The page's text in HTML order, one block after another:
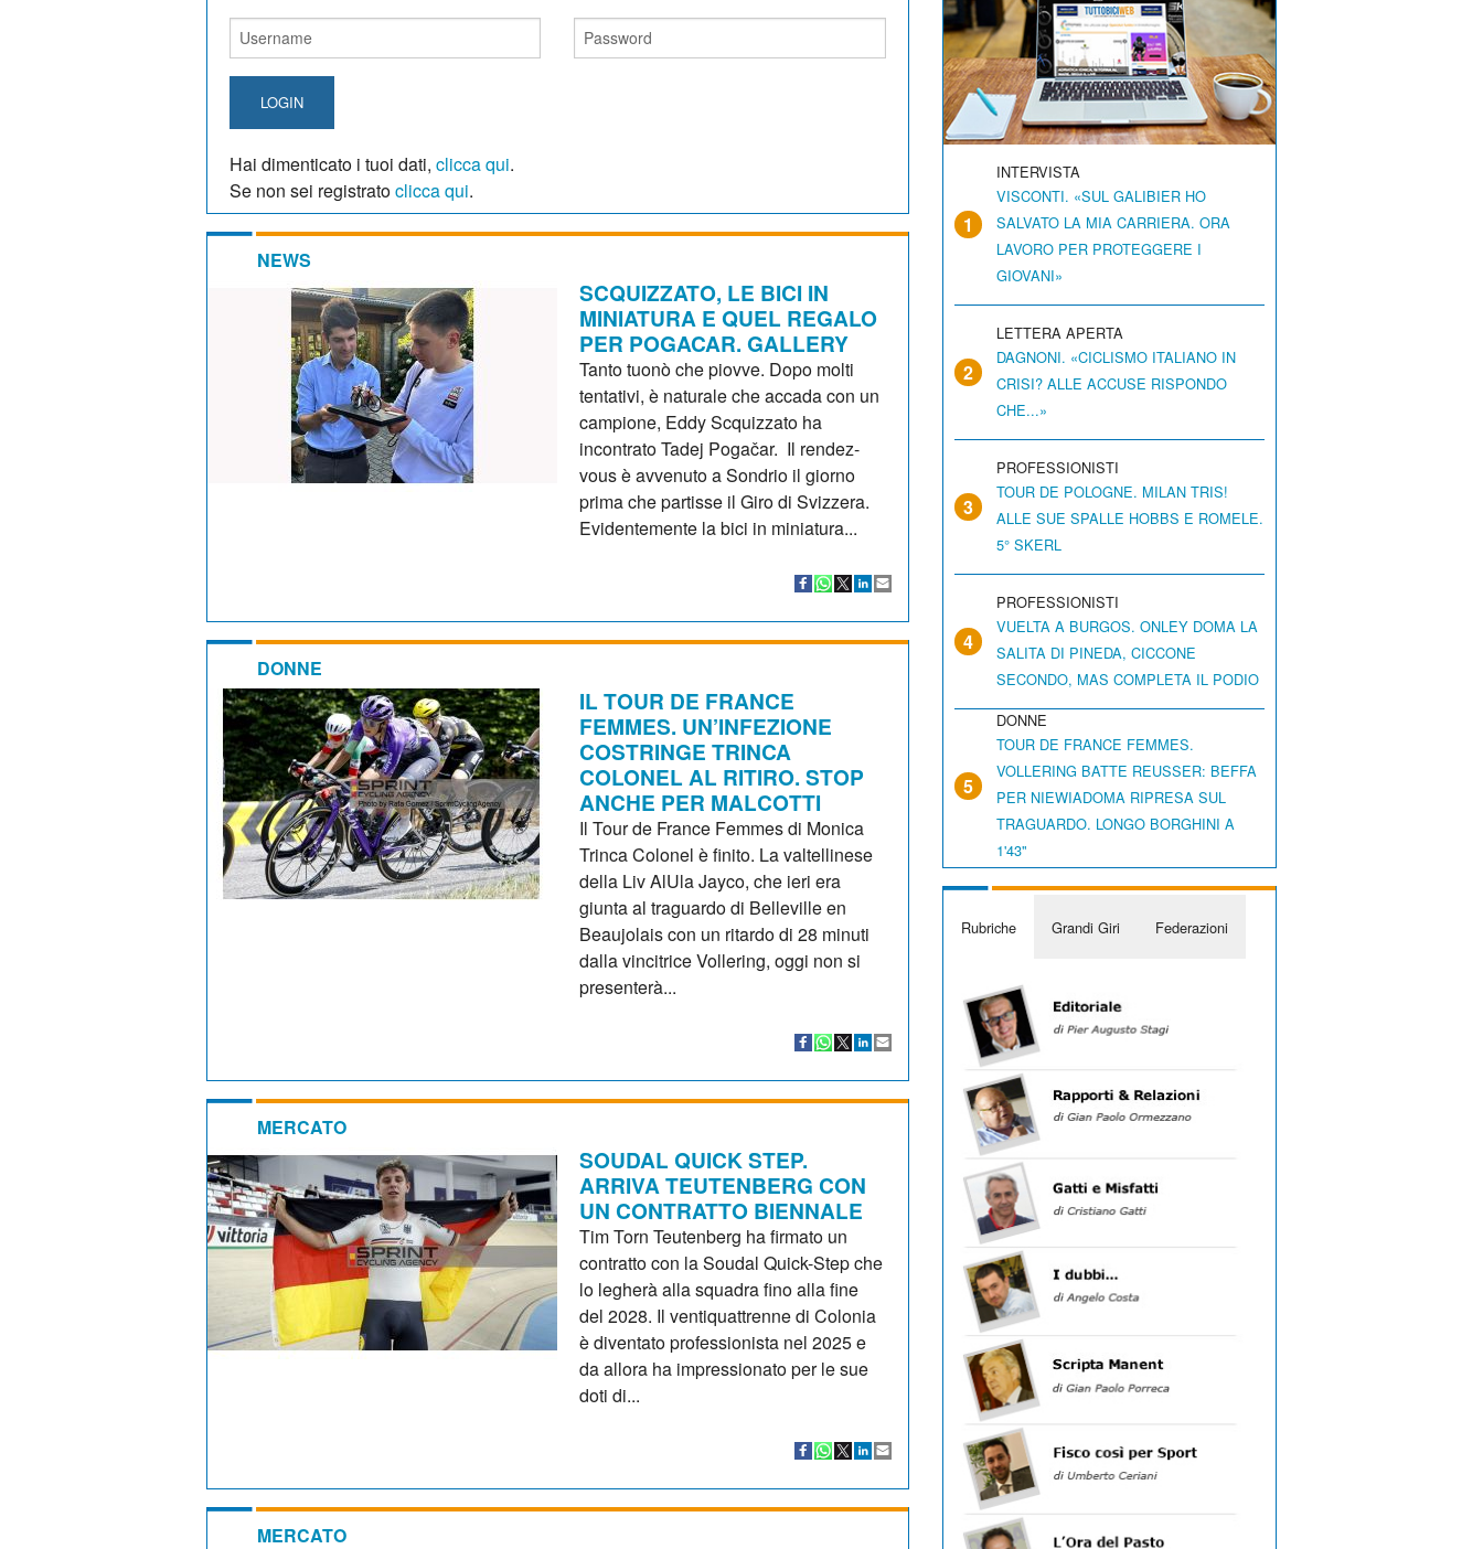
LOGIN
Hai dimenticato i tuoi dati, clicca qui.
Se non sei registratoclicca qui.
NEWS
SCQUIZZATO, LE BICI IN
MINIATURA E QUEL REGALO
PER POGACAR. GALLERY
Tanto tuonò che piovve. Dopo molti
tentativi, è naturale che accada con un
campione, Eddy Scquizzato ha
incontrato Tadej Pogačar. Il rendez-
vous è avvenuto a Sondrio il giorno
prima che partisse il Giro di Svizzera.
Evidentemente la bici in miniatura...
DONNE
IL TOUR DE FRANCE
FEMMES. UN’INFEZIONE
COSTRINGE TRINCA
COLONEL AL RITIRO. STOP
ANCHE PER MALCOTTI
Il Tour de France Femmes di Monica
Trinca Colonel è finito. La valtellinese
della Liv AlUla Jayco, che ieri era
giunta al traguardo di Belleville en
Beaujolais con un ritardo di 28 minuti
dalla vincitrice Vollering, oggi non si
presenterà...
MERCATO
SOUDAL QUICK STEP.
ARRIVA TEUTENBERG CON
UN CONTRATTO BIENNALE
Tim Torn Teutenberg ha firmato un
contratto con la Soudal Quick-Step che
lo legherà alla squadra fino alla fine
del 2028. Il ventiquattrenne di Colonia
è diventato professionista nel 2025 e
da allora ha impressionato per le sue
doti di...
MERCATO
1
INTERVISTA
VISCONTI. «SUL GALIBIER HO
SALVATO LA MIA CARRIERA. ORA
LAVORO PER PROTEGGERE I
GIOVANI»
2
LETTERA APERTA
DAGNONI. «CICLISMO ITALIANO IN
CRISI? ALLE ACCUSE RISPONDO
CHE...»
3
PROFESSIONISTI
TOUR DE POLOGNE. MILAN TRIS!
ALLE SUE SPALLE HOBBS E ROMELE.
5° SKERL
4
PROFESSIONISTI
VUELTA A BURGOS. ONLEY DOMA LA
SALITA DI PINEDA, CICCONE
SECONDO, MAS COMPLETA IL PODIO
5
DONNE
TOUR DE FRANCE FEMMES.
VOLLERING BATTE REUSSER: BEFFA
PER NIEWIADOMA RIPRESA SUL
TRAGUARDO. LONGO BORGHINI A
1'43"
Rubriche Grandi Giri Federazioni